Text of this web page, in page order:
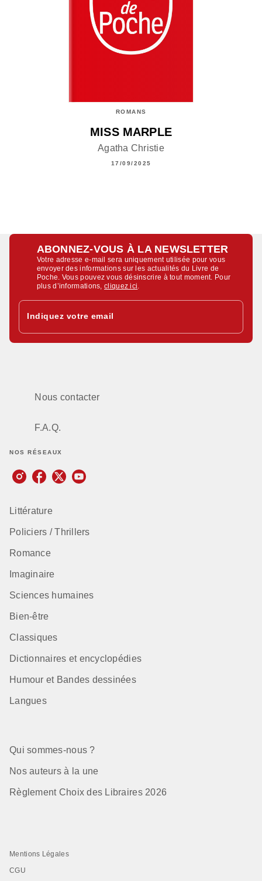
ROMANS
MISS MARPLE
Agatha Christie
17/09/2025
ABONNEZ-VOUS À LA NEWSLETTER
Votre adresse e-mail sera uniquement utilisée pour vous
envoyer des informations sur les actualités du Livre de
Poche. Vous pouvez vous désinscrire à tout moment. Pour
plus d’informations,cliquez ici
Indiquez votre email
Nous contacter
F.A.Q.
NOS RÉSEAUX
Littérature
Policiers / Thrillers
Romance
Imaginaire
Sciences humaines
Bien-être
Classiques
Dictionnaires et encyclopédies
Humour et Bandes dessinées
Langues
Qui sommes-nous ?
Nos auteurs à la une
Règlement Choix des Libraires 2026
Mentions Légales
CGU